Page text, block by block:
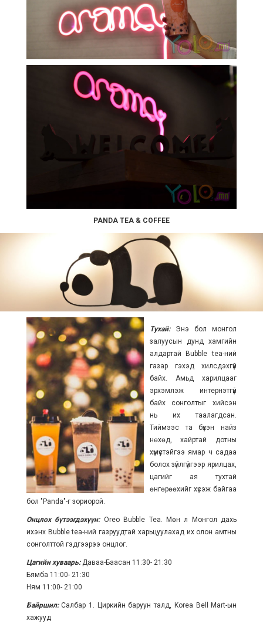
PANDA TEA & COFFEE
Тухай: Энэ бол монгол
залуусын дунд хамгийн
алдартай Bubble tea-ний
газар гэхэд хилсдэхгүй
байх. Амьд харилцааг
эрхэмлэж интернэтгүй
байх сонголтыг хийсэн
нь их таалагдсан.
Тиймээс та бүхэн найз
нөхөд, хайртай дотны
хүмүүстэйгээ ямар ч садаа
болох зүйлгүйгээр ярилцах,
цагийг ая тухтай
өнгөрөөхийг хүсэж байгаа
бол "Panda"-г зориорой.
Онцлох бүтээгдэхүүн: Oreo Bubble Tea. Мөн л Монгол дахь
ихэнх Bubble tea-ний газруудтай харьцуулахад их олон амтны
сонголттой гэдгээрээ онцлог.
Цагийн хуваарь:Даваа-Баасан 11:30- 21:30
Бямба 11:00- 21:30
Ням 11:00- 21:00
Байршил:Салбар 1. Циркийн баруун талд, Korea Bell Mart-ын
хажууд